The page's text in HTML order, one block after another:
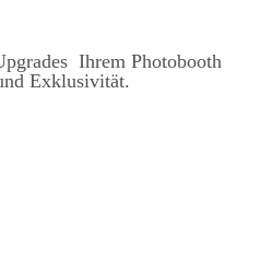
Ihrem Photo­­booth
Ex­klusivität.